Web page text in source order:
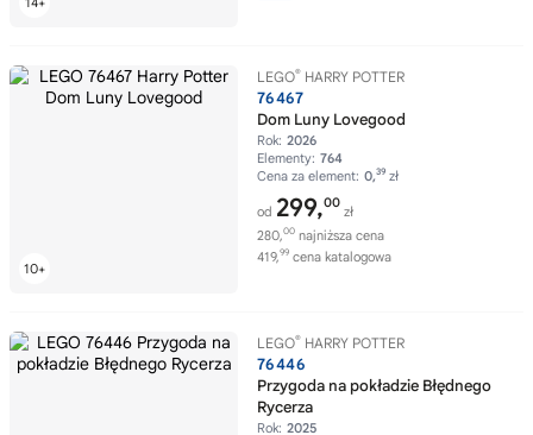
LEGO® HARRY POTTER
76467
Dom Luny Lovegood
Rok: 2026
Elementy: 764
Cena za element: 0,39 zł
od 299,00
zł
280,00 najniższa cena
419,99 cena katalogowa
LEGO® HARRY POTTER
76446
Przygoda na pokładzie Błędnego
Rycerza
Rok: 2025